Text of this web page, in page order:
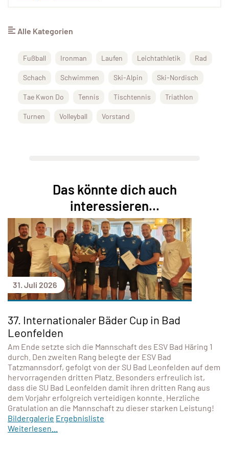
Alle Kategorien
Fußball Ironman Laufen Leichtathletik Rad
Schach Schwimmen Ski-Alpin Ski-Nordisch
Tae Kwon Do Tennis Tischtennis Triathlon
Turnen Volleyball Vorstand
Das könnte dich auch
interessieren...
31. Juli 2026
37. Internationaler Bäder Cup in Bad
Leonfelden
Am Ende setzte sich die Mannschaft des ESV Bad Häring 1
durch. Den zweiten Rang belegte der ESV Bad
Tatzmannsdorf, gefolgt von der SU Bad Leonfelden auf dem
hervorragenden dritten Platz. Besonders erfreulich ist,
dass die SU Bad Leonfelden damit ihren dritten Rang aus
dem Vorjahr erfolgreich verteidigen konnte. Herzliche
Gratulation an die Mannschaft zu dieser starken Leistung!
Bildergalerie Ergebnisliste
Weiterlesen...